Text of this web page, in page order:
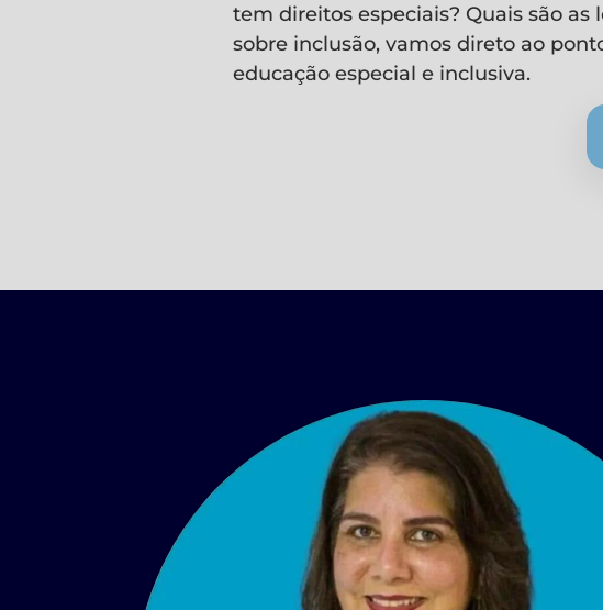
tem direitos especiais? Quais são
sobre inclusão, vamos direto ao
educação especial e inclusiva.